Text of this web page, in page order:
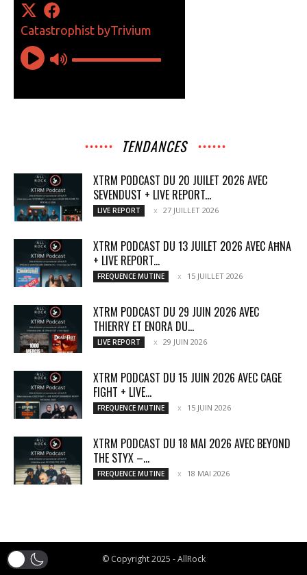
TENDANCES
XTRM PODCAST DU 20 JUILET 2026 AVEC
SEVENDUST + LIVE REPORT...
LIVE REPORT 27 JUILLET 2026
XTRM PODCAST DU 13 JUILET 2026 AVEC AĦNA
+ LIVE REPORT...
FREQUENCE MUTINE 15 JUILLET 2026
XTRM PODCAST DU 29 JUIN 2026 AVEC
THIERRY ET ENORA DU...
LIVE REPORT 29 JUIN 2026
XTRM PODCAST DU 15 JUIN 2026 AVEC CAGE
FIGHT + LIVE...
FREQUENCE MUTINE 15 JUIN 2026
XTRM PODCAST DU 18 MAI 2026 AVEC BEYOND
THE STYX –...
FREQUENCE MUTINE 18 MAI 2026
© Copyright 2025 - AllRock